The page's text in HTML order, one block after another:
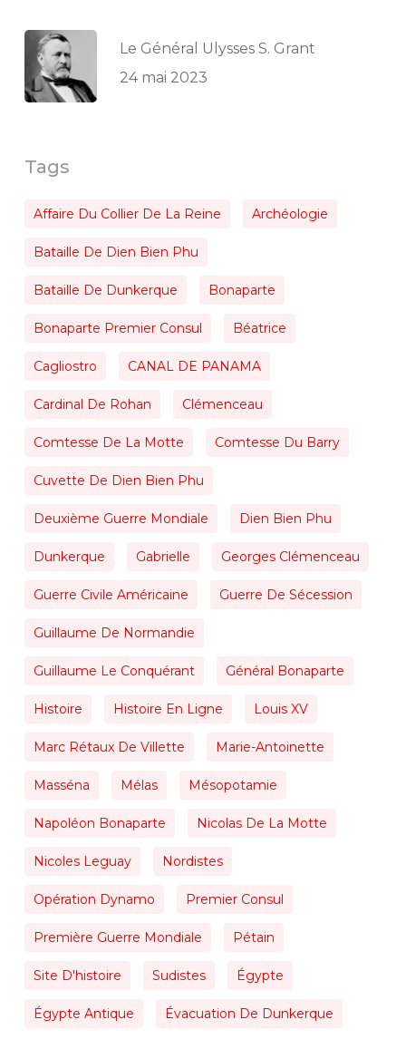
Le Général Ulysses S. Grant
24 mai 2023
Tags
Affaire Du Collier De La Reine Archéologie
Bataille De Dien Bien Phu
Bataille De Dunkerque Bonaparte
Bonaparte Premier Consul Béatrice
Cagliostro CANAL DE PANAMA
Cardinal De Rohan Clémenceau
Comtesse De La Motte Comtesse Du Barry
Cuvette De Dien Bien Phu
Deuxième Guerre Mondiale Dien Bien Phu
Dunkerque Gabrielle Georges Clémenceau
Guerre Civile Américaine Guerre De Sécession
Guillaume De Normandie
Guillaume Le Conquérant Général Bonaparte
Histoire Histoire En Ligne Louis XV
Marc Rétaux De Villette Marie-Antoinette
Masséna Mélas Mésopotamie
Napoléon Bonaparte Nicolas De La Motte
Nicoles Leguay Nordistes
Opération Dynamo Premier Consul
Première Guerre Mondiale Pétain
Site D'histoire Sudistes Égypte
Égypte Antique Évacuation De Dunkerque